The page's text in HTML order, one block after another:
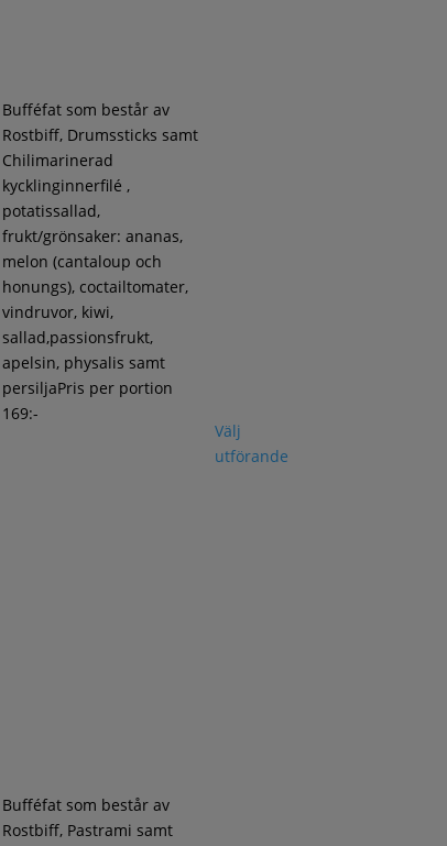
Bufféfat som består av
Rostbiff, Drumssticks samt
Chilimarinerad
kycklinginnerfilé ,
potatissallad,
frukt/grönsaker: ananas,
melon (cantaloup och
honungs), coctailtomater,
vindruvor, kiwi,
sallad,passionsfrukt,
apelsin, physalis samt
persiljaPris per portion
169:-
Välj
utförande
Bufféfat som består av
Rostbiff, Pastrami samt